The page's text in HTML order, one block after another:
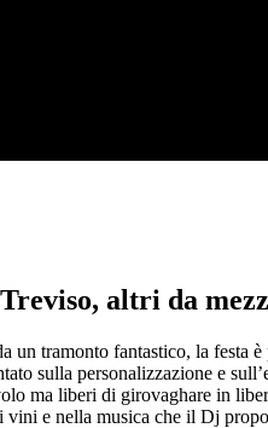
altri da
un tramonto fantastico, la
sulla personalizzazione e
ma liberi di girovaghare in
e nella musica che il Dj